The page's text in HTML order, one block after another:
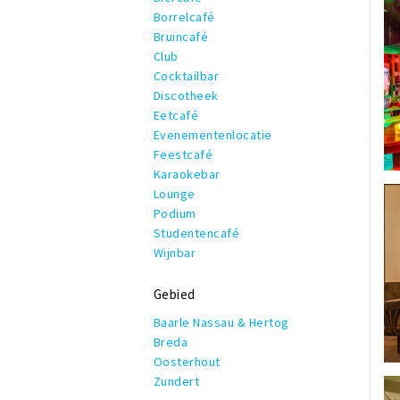
Borrelcafé
Bruincafé
Club
Cocktailbar
Discotheek
Eetcafé
Evenementenlocatie
Feestcafé
Karaokebar
Lounge
Podium
Studentencafé
Wijnbar
Gebied
Baarle Nassau & Hertog
Breda
Oosterhout
Zundert